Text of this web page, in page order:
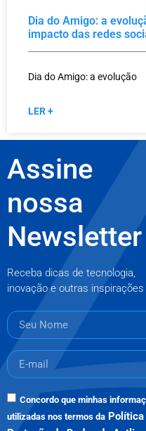
Dia do Amigo: a
impacto das redes
Dia do Amigo: a evolução
LER +
Assine
nossa
Newsletter
Receba dicas de tecnologia,
inovação e outras inspirações
Concordo que minhas
utilizadas nos termos da Política